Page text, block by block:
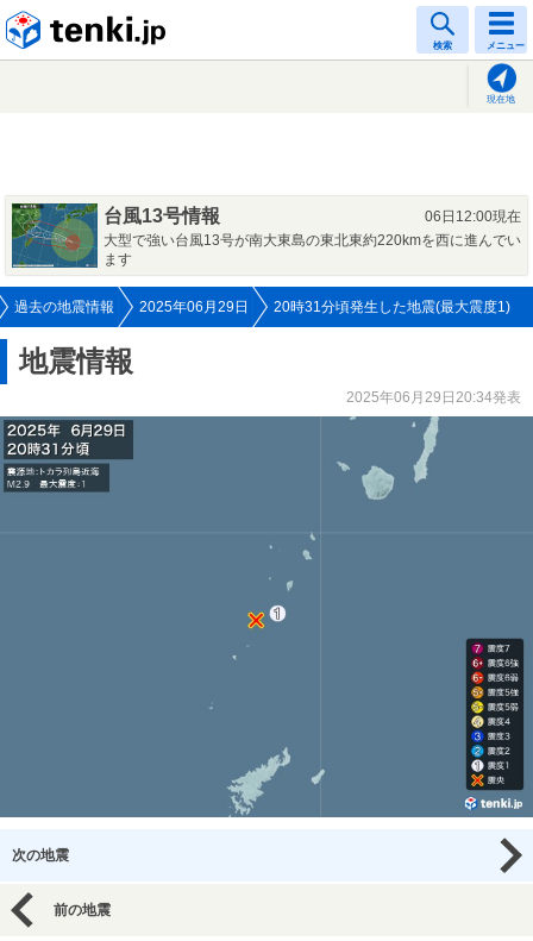
検索 メニュー
現在地
台風13号情報
06日12:00現在
大型で強い台風13号が南大東島の東北東約220kmを西に進んでい
ます
過去の地震情報 2025年06月29日 20時31分頃発生した地震(最大震度1)
地震情報
2025年06月29日20:34発表
次の地震
前の地震